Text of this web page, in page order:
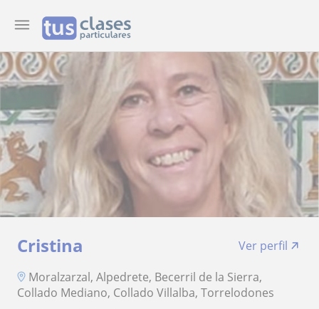
Cristina
Ver perfil
Moralzarzal, Alpedrete, Becerril de la Sierra,
Collado Mediano, Collado Villalba, Torrelodones